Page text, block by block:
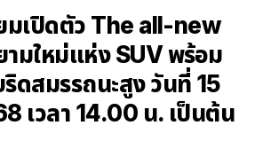
มเปิดตัว The all-new
ามใหม่แห่ง SUV พร้อม
ดสมรรถนะสูง วันที่ 15
เวลา 14.00 น. เป็นต้น